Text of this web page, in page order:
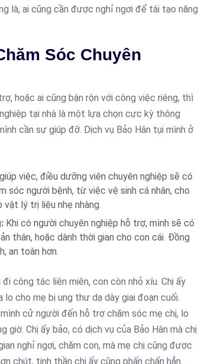
là, ai cũng cần được nghỉ ngơi để tái tạo năng
Sóc Chuyên
hoặc ai cũng bận rộn với công việc riêng, thì
tại nhà là một lựa chọn cực kỳ thông
cần sự giúp đỡ. Dịch vụ Bảo Hân tụi mình ở
việc, điều dưỡng viên chuyên nghiệp sẽ có
sóc người bệnh, từ việc vệ sinh cá nhân, cho
lý trị liệu nhẹ nhàng.
Khi có người chuyên nghiệp hỗ trợ, mình sẽ có
thân, hoặc dành thời gian cho con cái. Đồng
an toàn hơn.
công tác liên miên, con còn nhỏ xíu. Chị ấy
cho mẹ bị ung thư dạ dày giai đoạn cuối.
cử người đến hỗ trợ chăm sóc mẹ chị, lo
giờ. Chị ấy bảo, có dịch vụ của Bảo Hân mà chị
nghỉ ngơi, chăm con, mà mẹ chị cũng được
chút, tinh thần chị ấy cũng phấn chấn hẳn.